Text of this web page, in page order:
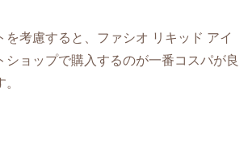
を考慮すると、ファシオ リキッド アイ
ショップで購入するのが一番コスパが良